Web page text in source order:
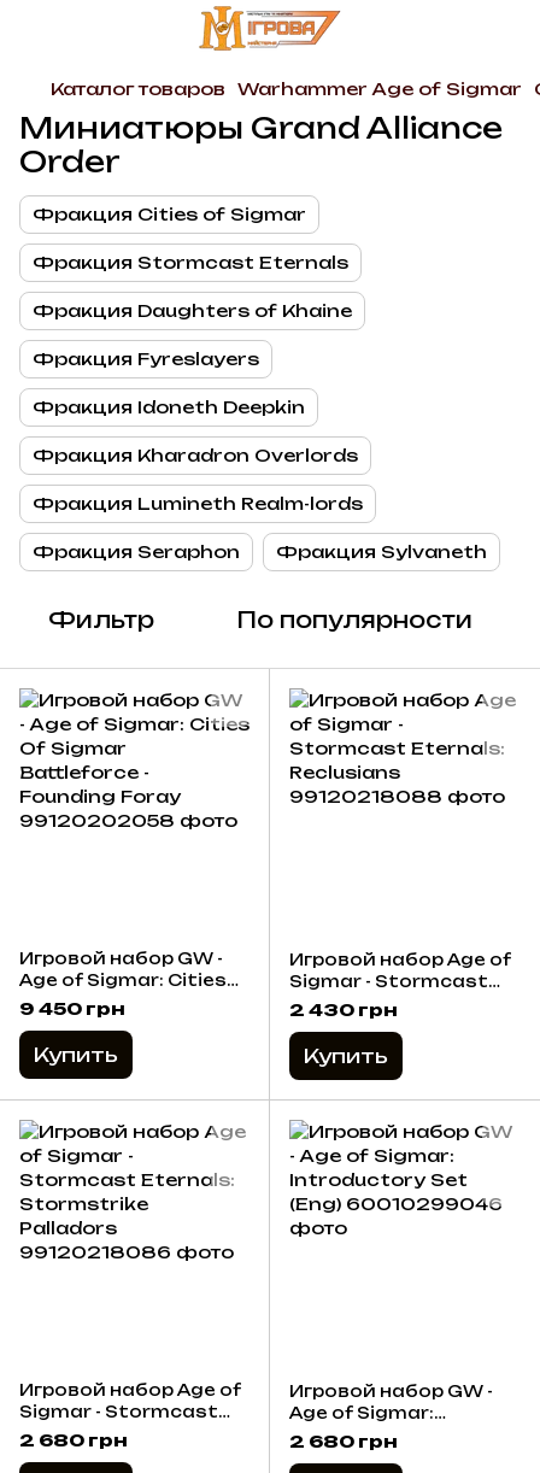
Каталог товаров Warhammer Age of Sigmar
Миниатюры Grand Alliance
Order
Фракция Cities of Sigmar
Фракция Stormcast Eternals
Фракция Daughters of Khaine
Фракция Fyreslayers
Фракция Idoneth Deepkin
Фракция Kharadron Overlords
Фракция Lumineth Realm-lords
Фракция Seraphon Фракция Sylvaneth
Фильтр По популярности
Игровой набор GW -
Age of Sigmar: Cities
Of Sigmar Battleforce -
Founding Foray
9 450 грн
Купить
Игровой набор Age of
Sigmar - Stormcast
Eternals: Reclusians
2 430 грн
Купить
Игровой набор Age of
Sigmar - Stormcast
Eternals: Stormstrike
Palladors
2 680 грн
Игровой набор GW -
Age of Sigmar:
Introductory Set (Eng)
2 680 грн